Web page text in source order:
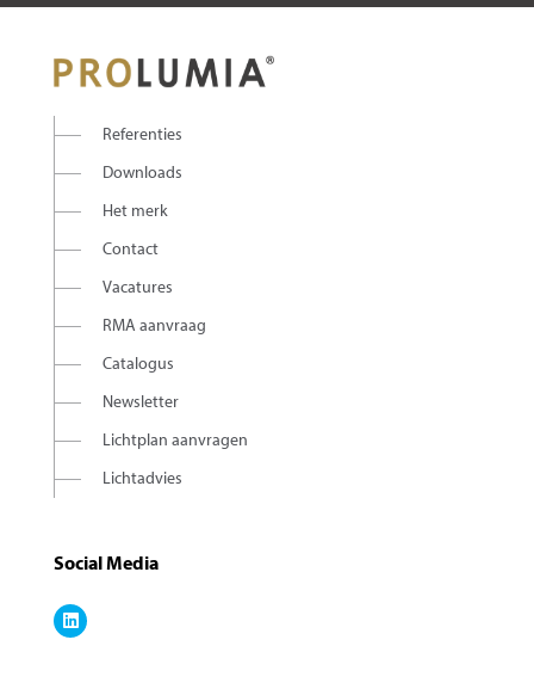
Referenties
Downloads
Het merk
Contact
Vacatures
RMA aanvraag
Catalogus
Newsletter
Lichtplan aanvragen
Lichtadvies
Social Media